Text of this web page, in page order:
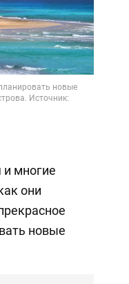
новые
Источник:
и многие
они
новые